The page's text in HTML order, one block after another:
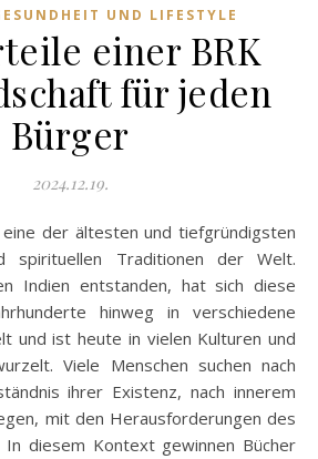
UND LIFESTYLE
einer BRK
für jeden
Bürger
2024.12.19.
spirituellen Traditionen der Welt.
Indien entstanden, hat sich diese
hinweg in verschiedene
und ist heute in vielen Kulturen und
Viele Menschen suchen nach
ihrer Existenz, nach innerem
mit den Herausforderungen des
In diesem Kontext gewinnen Bücher